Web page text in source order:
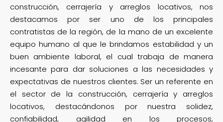
construcción, cerrajería y arreglos locativos, nos
destacamos por ser uno de los principales
contratistas de la región, de la mano de un excelente
equipo humano al que le brindamos estabilidad y un
buen ambiente laboral, el cual trabaja de manera
incesante para dar soluciones a las necesidades y
expectativas de nuestros clientes. Ser un referente en
el sector de la construcción, cerrajería y arreglos
locativos, destacándonos por nuestra solidez,
confiabilidad, agilidad en los procesos,